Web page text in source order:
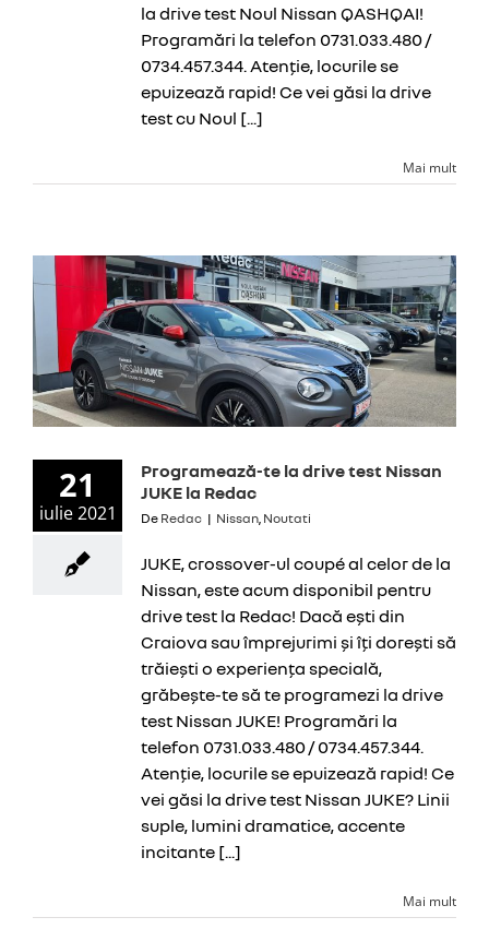
la drive test Noul Nissan QASHQAI!
Programări la telefon 0731.033.480 /
0734.457.344. Atenție, locurile se
epuizează rapid! Ce vei găsi la drive
test cu Noul [...]
Mai mult
21
iulie 2021
Programează-te la drive test Nissan
JUKE la Redac
De Redac | Nissan, Noutati
JUKE, crossover-ul coupé al celor de la
Nissan, este acum disponibil pentru
drive test la Redac! Dacă ești din
Craiova sau împrejurimi și îți dorești să
trăiești o experiența specială,
grăbește-te să te programezi la drive
test Nissan JUKE! Programări la
telefon 0731.033.480 / 0734.457.344.
Atenție, locurile se epuizează rapid! Ce
vei găsi la drive test Nissan JUKE? Linii
suple, lumini dramatice, accente
incitante [...]
Mai mult